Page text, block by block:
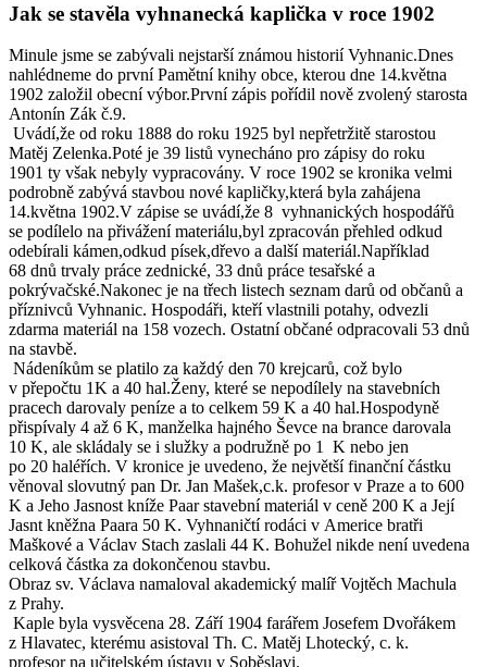
Jak se stavěla vyhnanecká kaplička v roce 1902
Minule jsme se zabývali nejstarší známou historií Vyhnanic.Dnes
nahlédneme do první Pamětní knihy obce, kterou dne 14.května
1902 založil obecní výbor.První zápis pořídil nově zvolený starosta
Antonín Zák č.9.
Uvádí,že od roku 1888 do roku 1925 byl nepřetržitě starostou
Matěj Zelenka.Poté je 39 listů vynecháno pro zápisy do roku
1901 ty však nebyly vypracovány. V roce 1902 se kronika velmi
podrobně zabývá stavbou nové kapličky,která byla zahájena
14.května 1902.V zápise se uvádí,že 8 vyhnanických hospodářů
se podílelo na přivážení materiálu,byl zpracován přehled odkud
odebírali kámen,odkud písek,dřevo a další materiál.Například
68 dnů trvaly práce zednické, 33 dnů práce tesařské a
pokrývačské.Nakonec je na třech listech seznam darů od občanů a
příznivců Vyhnanic. Hospodáři, kteří vlastnili potahy, odvezli
zdarma materiál na 158 vozech. Ostatní občané odpracovali 53 dnů
na stavbě.
Nádeníkům se platilo za každý den 70 krejcarů, což bylo
v přepočtu 1K a 40 hal.Ženy, které se nepodílely na stavebních
pracech darovaly peníze a to celkem 59 K a 40 hal.Hospodyně
přispívaly 4 až 6 K, manželka hajného Ševce na brance darovala
10 K, ale skládaly se i služky a podružně po 1 K nebo jen
po 20 haléřích. V kronice je uvedeno, že největší finanční částku
věnoval slovutný pan Dr. Jan Mašek,c.k. profesor v Praze a to 600
K a Jeho Jasnost kníže Paar stavební materiál v ceně 200 K a Její
Jasnt kněžna Paara 50 K. Vyhnaničtí rodáci v Americe bratři
Maškové a Václav Stach zaslali 44 K. Bohužel nikde není uvedena
celková částka za dokončenou stavbu.
Obraz sv. Václava namaloval akademický malíř Vojtěch Machula
z Prahy.
Kaple byla vysvěcena 28. Září 1904 farářem Josefem Dvořákem
z Hlavatec, kterému asistoval Th. C. Matěj Lhotecký, c. k.
profesor na učitelském ústavu v Soběslavi.